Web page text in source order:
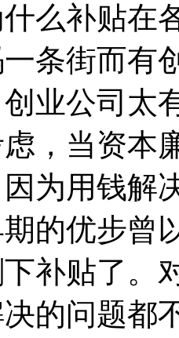
补贴在各
条街而有
创业公司太
，当资本
为用钱解
的优步曾
补贴了。
的问题都